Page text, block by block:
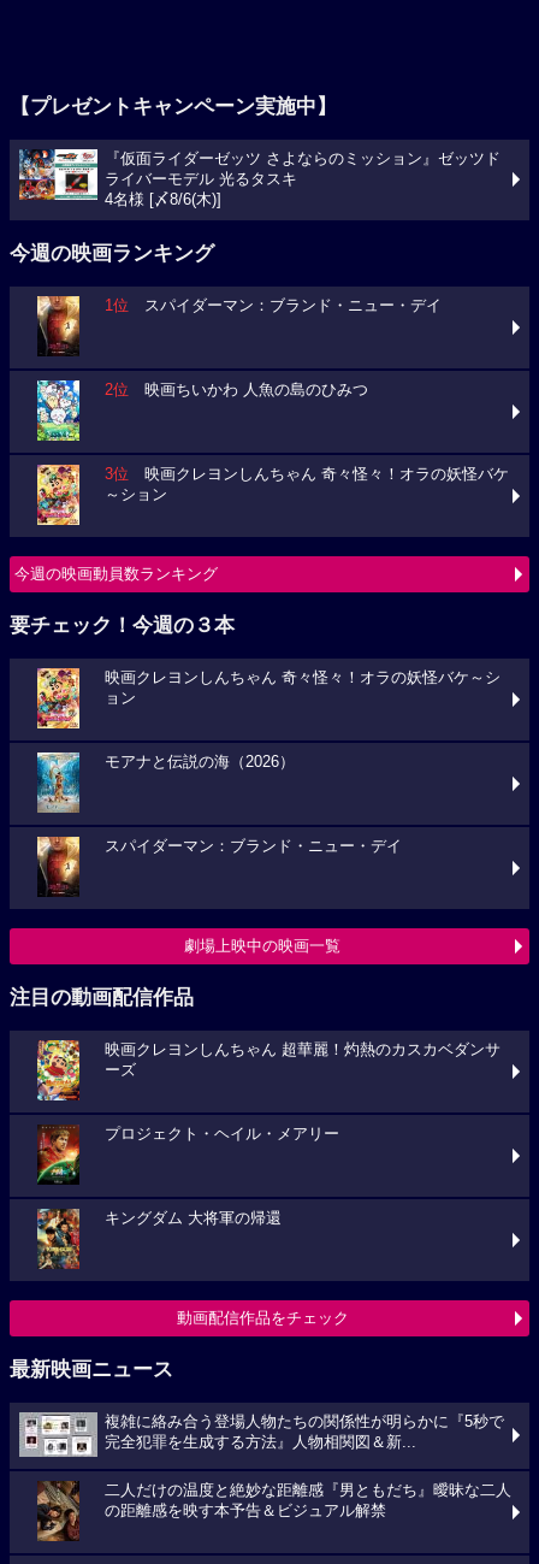
【プレゼントキャンペーン実施中】
『仮面ライダーゼッツ さよならのミッション』ゼッツド
ライバーモデル 光るタスキ
4名様 [〆8/6(木)]
今週の映画ランキング
1位 スパイダーマン：ブランド・ニュー・デイ
2位 映画ちいかわ 人魚の島のひみつ
3位 映画クレヨンしんちゃん 奇々怪々！オラの妖怪バケ
～ション
今週の映画動員数ランキング
要チェック！今週の３本
映画クレヨンしんちゃん 奇々怪々！オラの妖怪バケ～シ
ョン
モアナと伝説の海（2026）
スパイダーマン：ブランド・ニュー・デイ
劇場上映中の映画一覧
注目の動画配信作品
映画クレヨンしんちゃん 超華麗！灼熱のカスカベダンサ
ーズ
プロジェクト・ヘイル・メアリー
キングダム 大将軍の帰還
動画配信作品をチェック
最新映画ニュース
複雑に絡み合う登場人物たちの関係性が明らかに『5秒で
完全犯罪を生成する方法』人物相関図＆新...
二人だけの温度と絶妙な距離感『男ともだち』曖昧な二人
の距離感を映す本予告＆ビジュアル解禁